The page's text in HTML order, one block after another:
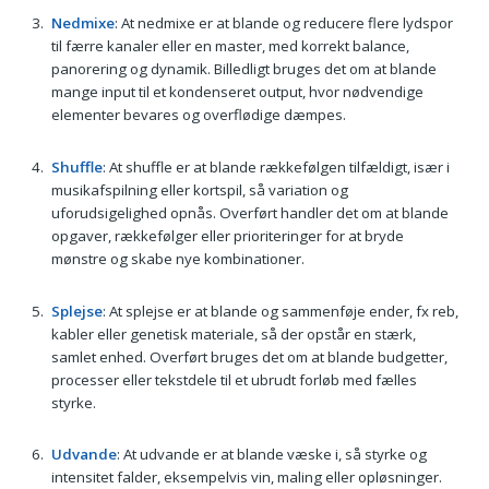
Nedmixe: At nedmixe er at blande og reducere flere lydspor
til færre kanaler eller en master, med korrekt balance,
panorering og dynamik. Billedligt bruges det om at blande
mange input til et kondenseret output, hvor nødvendige
elementer bevares og overflødige dæmpes.
Shuffle: At shuffle er at blande rækkefølgen tilfældigt, især i
musikafspilning eller kortspil, så variation og
uforudsigelighed opnås. Overført handler det om at blande
opgaver, rækkefølger eller prioriteringer for at bryde
mønstre og skabe nye kombinationer.
Splejse: At splejse er at blande og sammenføje ender, fx reb,
kabler eller genetisk materiale, så der opstår en stærk,
samlet enhed. Overført bruges det om at blande budgetter,
processer eller tekstdele til et ubrudt forløb med fælles
styrke.
Udvande: At udvande er at blande væske i, så styrke og
intensitet falder, eksempelvis vin, maling eller opløsninger.